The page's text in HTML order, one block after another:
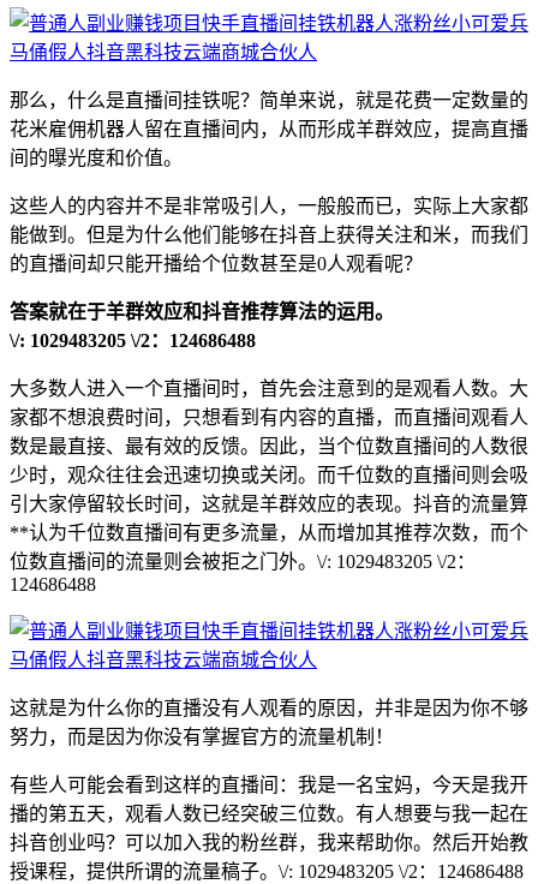
那么，什么是直播间挂铁呢？简单来说，就是花费一定数量的
花米雇佣机器人留在直播间内，从而形成羊群效应，提高直播
间的曝光度和价值。
这些人的内容并不是非常吸引人，一般般而已，实际上大家都
能做到。但是为什么他们能够在抖音上获得关注和米，而我们
的直播间却只能开播给个位数甚至是0人观看呢？
答案就在于羊群效应和抖音推荐算法的运用。
\/: 1029483205 \/2：124686488
大多数人进入一个直播间时，首先会注意到的是观看人数。大
家都不想浪费时间，只想看到有内容的直播，而直播间观看人
数是最直接、最有效的反馈。因此，当个位数直播间的人数很
少时，观众往往会迅速切换或关闭。而千位数的直播间则会吸
引大家停留较长时间，这就是羊群效应的表现。抖音的流量算
**认为千位数直播间有更多流量，从而增加其推荐次数，而个
位数直播间的流量则会被拒之门外。\/: 1029483205 \/2：
124686488
这就是为什么你的直播没有人观看的原因，并非是因为你不够
努力，而是因为你没有掌握官方的流量机制！
有些人可能会看到这样的直播间：我是一名宝妈，今天是我开
播的第五天，观看人数已经突破三位数。有人想要与我一起在
抖音创业吗？可以加入我的粉丝群，我来帮助你。然后开始教
授课程，提供所谓的流量稿子。\/: 1029483205 \/2：124686488